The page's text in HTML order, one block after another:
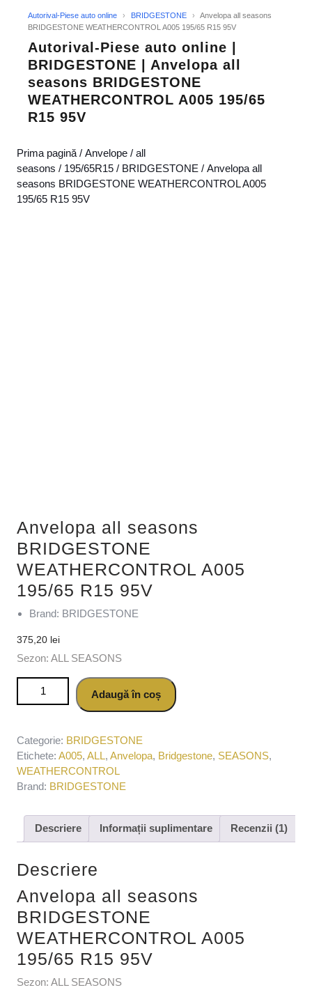
Autorival-Piese auto online › BRIDGESTONE ›
Anvelopa all seasons
BRIDGESTONE WEATHERCONTROL A005 195/65 R15 95V
Autorival-Piese auto online |
BRIDGESTONE | Anvelopa all
seasons BRIDGESTONE
WEATHERCONTROL A005 195/65
R15 95V
Prima pagină / Anvelope / all
seasons / 195/65R15 / BRIDGESTONE / Anvelopa all
seasons BRIDGESTONE WEATHERCONTROL A005
195/65 R15 95V
Anvelopa all seasons
BRIDGESTONE
WEATHERCONTROL A005
195/65 R15 95V
Brand: BRIDGESTONE
375,20 lei
Sezon: ALL SEASONS
Cantitate Anvelopa all seasons BRIDGESTONE
WEATHERCONTROL A005 195/65 R15 95V
Adaugă în coș
Categorie: BRIDGESTONE
Etichete: A005, ALL, Anvelopa, Bridgestone, SEASONS,
WEATHERCONTROL
Brand: BRIDGESTONE
Descriere Informații suplimentare Recenzii (1)
Descriere
Anvelopa all seasons
BRIDGESTONE
WEATHERCONTROL A005
195/65 R15 95V
Sezon: ALL SEASONS